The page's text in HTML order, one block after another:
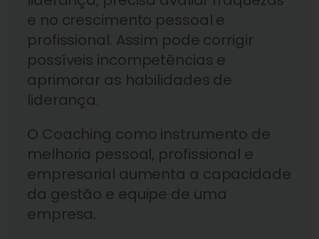
e no crescimento pessoal e
profissional. Assim pode corrigir
possíveis incompetências e
aprimorar as habilidades de
liderança.
O Coaching como instrumento de
melhoria pessoal, profissional e
empresarial aumenta a capacidade
da gestão e equipe de uma
empresa.